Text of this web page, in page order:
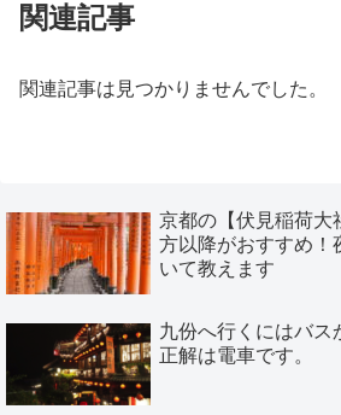
関連記事
関連記事は見つかりませんでした。
京都の【伏見稲荷大
方以降がおすすめ！
いて教えます
九份へ行くにはバス
正解は電車です。